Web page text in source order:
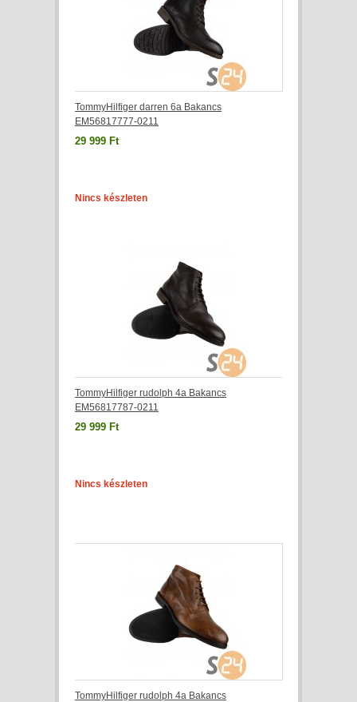
TommyHilfiger darren 6a Bakancs
EM56817777-0211
29 999 Ft
Nincs készleten
TommyHilfiger rudolph 4a Bakancs
EM56817787-0211
29 999 Ft
Nincs készleten
TommyHilfiger rudolph 4a Bakancs